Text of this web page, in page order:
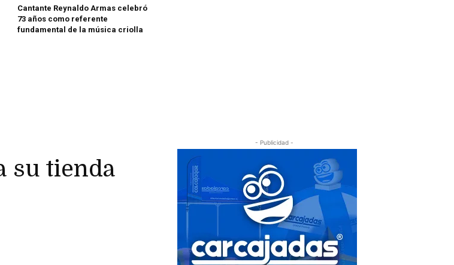
Cantante Reynaldo Armas celebró
73 años como referente
fundamental de la música criolla